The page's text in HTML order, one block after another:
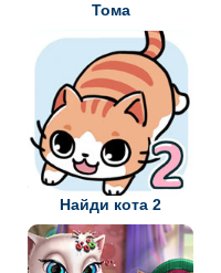
Тома
Найди кота 2